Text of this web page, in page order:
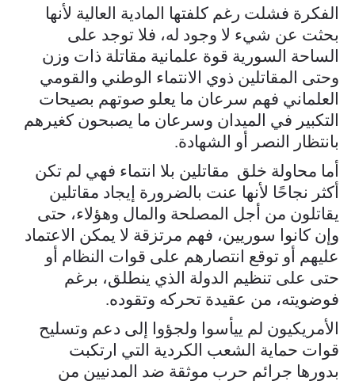
الفكرة فشلت رغم كلفتها المادية العالية لأنها
بحثت عن شيء لا وجود له، فلا توجد على
الساحة السورية قوة علمانية مقاتلة ذات وزن
وحتى المقاتلين ذوي الانتماء الوطني والقومي
العلماني فهم سرعان ما يعلو صوتهم بصيحات
التكبير في الميدان وسرعان ما يصبحون كغيرهم
بانتظار النصر أو الشهادة.
أما محاولة خلق مقاتلين بلا انتماء فهي لم تكن
أكثر نجاحًا لأنها عنت بالضرورة إيجاد مقاتلين
يقاتلون من أجل المصلحة والمال وهؤلاء، حتى
وإن كانوا سوريين، فهم مرتزقة لا يمكن الاعتماد
عليهم أو توقع انتصارهم على قوات النظام أو
حتى على تنظيم الدولة الذي ينطلق، برغم
فوضويته، من عقيدة تحركه وتقوده.
الأمريكيون لم ييأسوا ولجؤوا إلى دعم وتسليح
قوات حماية الشعب الكردية التي ارتكبت
بدورها جرائم حرب موثقة ضد المدنيين من